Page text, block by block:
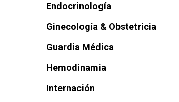
Endocrinología
Ginecología & Obstetricia
Guardia Médica
Hemodinamia
Internación